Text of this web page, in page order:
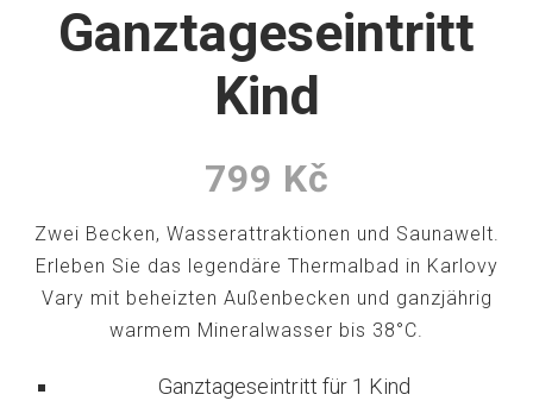
Ganztageseintritt
Kind
799 Kč
Zwei Becken, Wasserattraktionen und Saunawelt.
Erleben Sie das legendäre Thermalbad in Karlovy
Vary mit beheizten Außenbecken und ganzjährig
warmem Mineralwasser bis 38°C.
Ganztageseintritt für 1 Kind